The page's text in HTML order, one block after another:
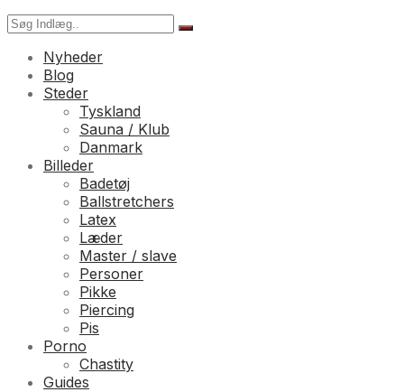
Nyheder
Blog
Steder
Tyskland
Sauna / Klub
Danmark
Billeder
Badetøj
Ballstretchers
Latex
Læder
Master / slave
Personer
Pikke
Piercing
Pis
Porno
Chastity
Guides